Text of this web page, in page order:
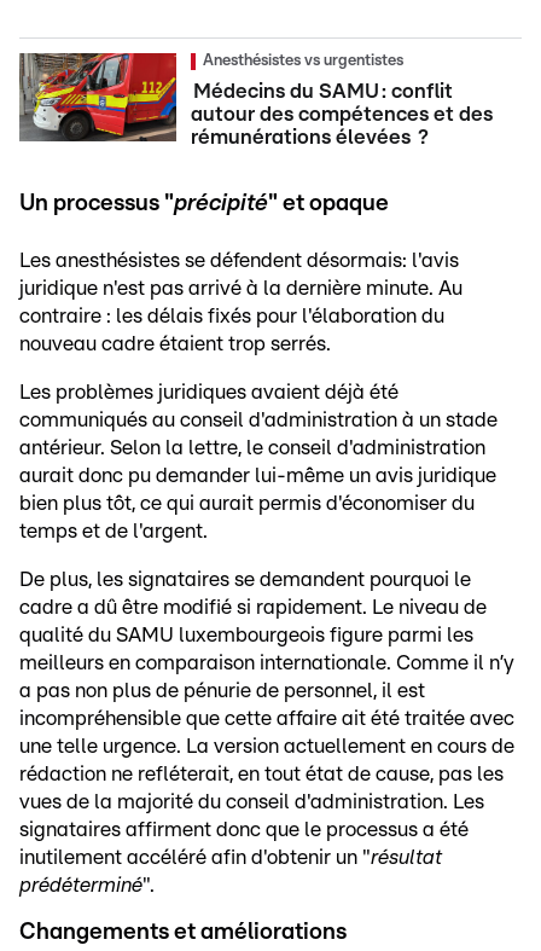
Anesthésistes vs urgentistes
Médecins du SAMU : conflit
autour des compétences et des
rémunérations élevées ?
Un processus "précipité" et opaque
Les anesthésistes se défendent désormais: l'avis
juridique n'est pas arrivé à la dernière minute. Au
contraire : les délais fixés pour l'élaboration du
nouveau cadre étaient trop serrés.
Les problèmes juridiques avaient déjà été
communiqués au conseil d'administration à un stade
antérieur. Selon la lettre, le conseil d'administration
aurait donc pu demander lui-même un avis juridique
bien plus tôt, ce qui aurait permis d'économiser du
temps et de l'argent.
De plus, les signataires se demandent pourquoi le
cadre a dû être modifié si rapidement. Le niveau de
qualité du SAMU luxembourgeois figure parmi les
meilleurs en comparaison internationale. Comme il n’y
a pas non plus de pénurie de personnel, il est
incompréhensible que cette affaire ait été traitée avec
une telle urgence. La version actuellement en cours de
rédaction ne refléterait, en tout état de cause, pas les
vues de la majorité du conseil d'administration. Les
signataires affirment donc que le processus a été
inutilement accéléré afin d'obtenir un "résultat
prédéterminé".
Changements et améliorations